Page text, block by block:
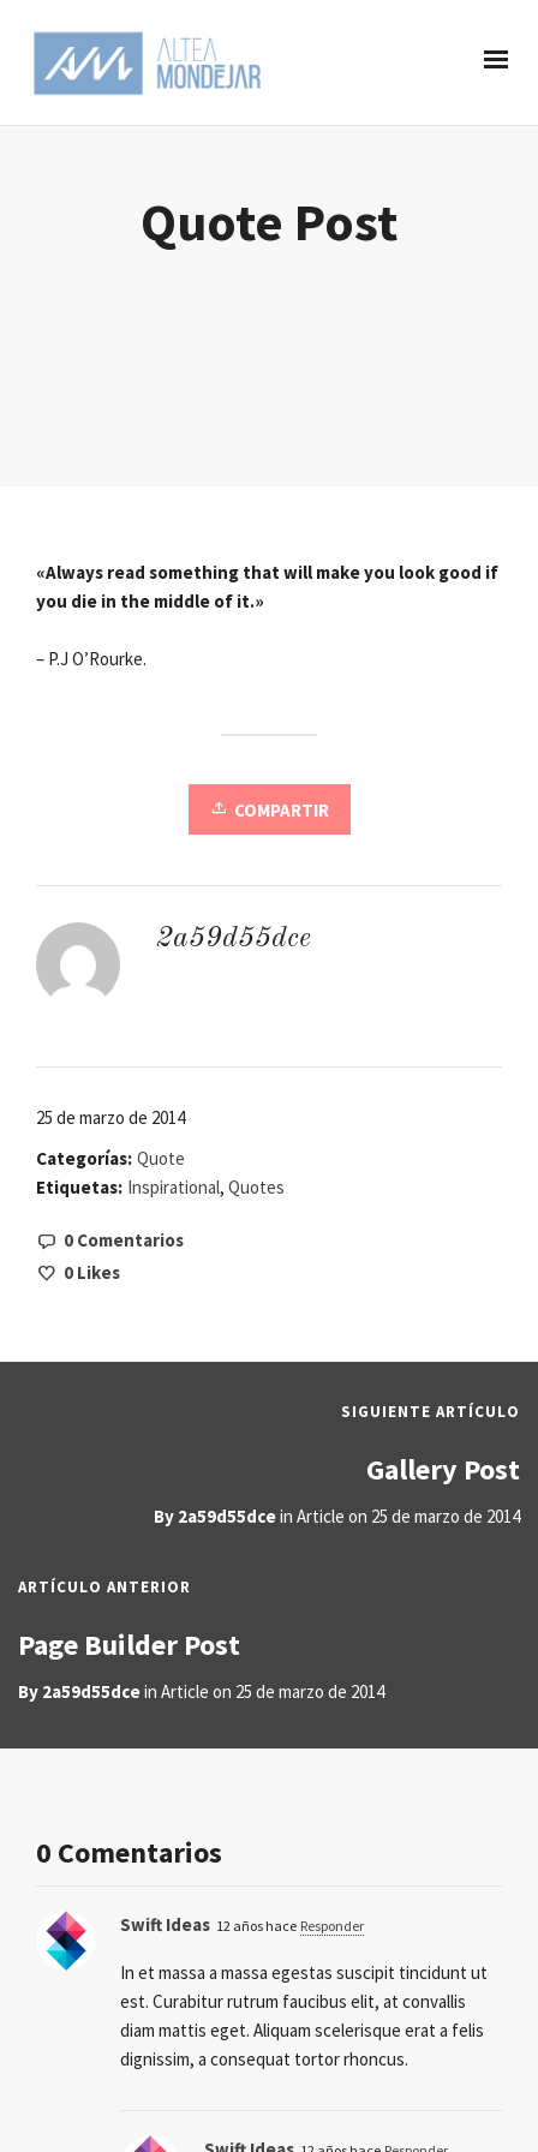
Quote Post
«Always read something that will make you look good if
you die in the middle of it.»
– P.J O’Rourke.
COMPARTIR
2a59d55dce
25 de marzo de 2014
Categorías: Quote
Etiquetas: Inspirational, Quotes
0 Comentarios
0 Likes
SIGUIENTE ARTÍCULO
Gallery Post
By 2a59d55dcein Article on 25 de marzo de 2014
ARTÍCULO ANTERIOR
Page Builder Post
By 2a59d55dcein Article on 25 de marzo de 2014
0 Comentarios
Swift Ideas 12 años hace Responder
In et massa a massa egestas suscipit tincidunt ut
est. Curabitur rutrum faucibus elit, at convallis
diam mattis eget. Aliquam scelerisque erat a felis
dignissim, a consequat tortor rhoncus.